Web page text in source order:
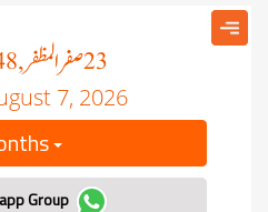
23صفر المظفر, 1448
7, 2026
Join Whatsapp Group